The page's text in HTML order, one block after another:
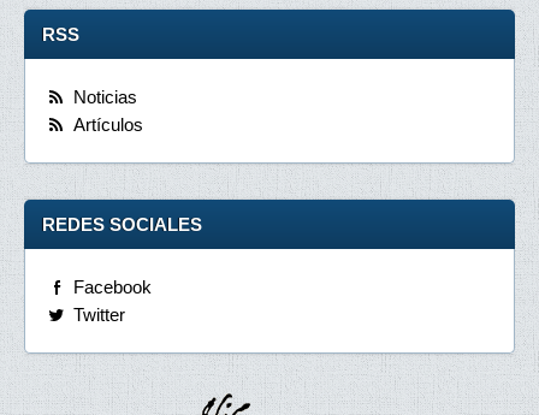
RSS
Noticias
Artículos
REDES SOCIALES
Facebook
Twitter